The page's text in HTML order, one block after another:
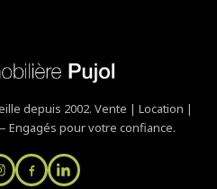
depuis 2002. Vente | Location |
pour votre confiance.